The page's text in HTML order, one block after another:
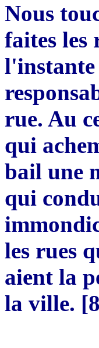
Nous
faites les
l'instante
rue. Au
qui
bail une
qui
les rues
aient la
la ville. [8